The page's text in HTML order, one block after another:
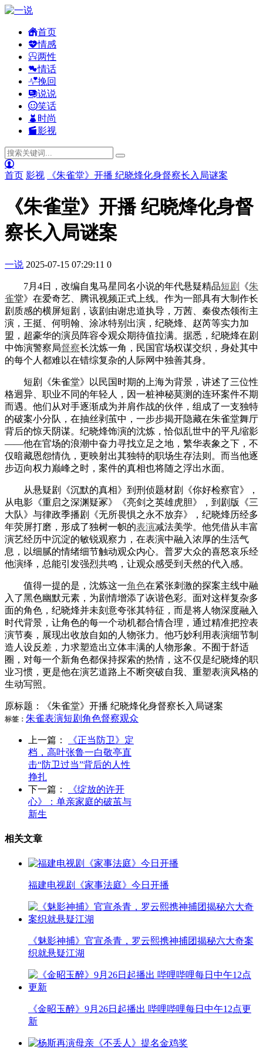
首页
情感
两性
情话
挽回
说说
笑话
时尚
影视
首页 影视 《朱雀堂》开播 纪晓烽化身督察长入局谜案
《朱雀堂》开播 纪晓烽化身督
察长入局谜案
一说 2025-07-15 07:29:11 0
7月4日，改编自鬼马星同名小说的年代悬疑精品短剧 《朱
雀堂》在爱奇艺、腾讯视频正式上线。作为一部具有大制作长
剧质感的横屏短剧，该剧由谢忠道执导，万茜、秦俊杰领衔主
演，王挺、何明翰、涂冰特别出演，纪晓烽、赵芮等实力加
盟，超豪华的演员阵容令观众期待值拉满。据悉，纪晓烽在剧
中饰演警察局督察长沈炼一角，民国官场权谋交织，身处其中
的每个人都难以在错综复杂的人际网中独善其身。
短剧《朱雀堂》以民国时期的上海为背景，讲述了三位性
格迥异、职业不同的年轻人，因一桩神秘莫测的连环案件不期
而遇。他们从对手逐渐成为并肩作战的伙伴，组成了一支独特
的破案小分队，在抽丝剥茧中，一步步揭开隐藏在朱雀堂舞厅
背后的惊天阴谋。纪晓烽饰演的沈炼，恰似乱世中的平凡缩影
——他在官场的浪潮中奋力寻找立足之地，繁华表象之下，不
仅暗藏恩怨情仇，更映射出其独特的职场生存法则。而当他逐
步迈向权力巅峰之时，案件的真相也将随之浮出水面。
从悬疑剧《沉默的真相》到刑侦题材剧《你好检察官》，
从电影《重启之深渊疑冢》《亮剑之英雄虎胆》，到剧版《三
大队》与律政季播剧《无所畏惧之永不放弃》，纪晓烽历经多
年荧屏打磨，形成了独树一帜的表演减法美学。他凭借从丰富
演艺经历中沉淀的敏锐观察力，在表演中融入浓厚的生活气
息，以细腻的情绪细节触动观众内心。普罗大众的喜怒哀乐经
他演绎，总能引发强烈共鸣，让观众感受到天然的代入感。
值得一提的是，沈炼这一角色在紧张刺激的探案主线中融
入了黑色幽默元素，为剧情增添了诙谐色彩。面对这样复杂多
面的角色，纪晓烽并未刻意夸张其特征，而是将人物深度融入
时代背景，让角色的每一个动机都合情合理，通过精准把控表
演节奏，展现出收放自如的人物张力。他巧妙利用表演细节制
造人设反差，力求塑造出立体丰满的人物形象。不囿于舒适
圈，对每一个新角色都保持探索的热情，这不仅是纪晓烽的职
业习惯，更是他在演艺道路上不断突破自我、重塑表演风格的
生动写照。
原标题：《朱雀堂》开播 纪晓烽化身督察长入局谜案
标签： 朱雀表演短剧角色督察观众
上一篇：
《正当防卫》定
档，高叶张鲁一白敬亭直
击“防卫过当”背后的人性
挣扎
下一篇：
《绽放的许开
心》：单亲家庭的破茧与
新生
相关文章
福建电视剧《家事法庭》今日开播
《魅影神捕》官宣杀青，罗云熙携神捕团揭秘六大奇案
织就悬疑江湖
《金昭玉醉》9月26日起播出 哔哩哔哩每日中午12点更
新